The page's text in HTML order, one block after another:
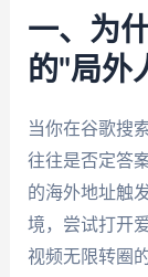
一、为
的"局外
当你在谷歌搜
往往是否定答
的海外地址触
境，尝试打开
视频无限转圈